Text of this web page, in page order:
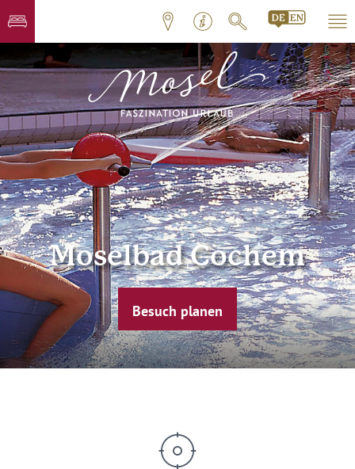
© Tourist Information Ferienland-Cochem
Moselbad Cochem
Besuch planen